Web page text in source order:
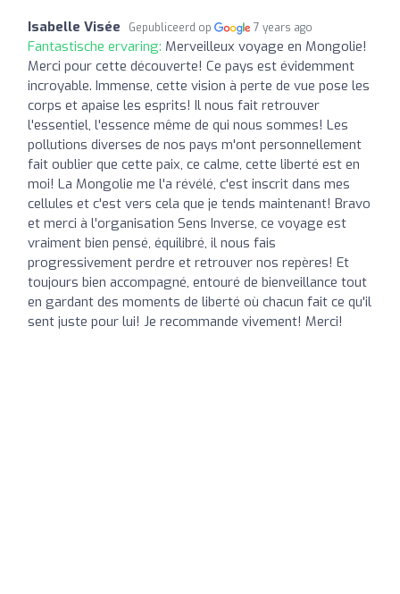
Isabelle Visée Gepubliceerd op 7 years ago
Fantastische ervaring: Merveilleux voyage en Mongolie!
Merci pour cette découverte! Ce pays est évidemment
incroyable. Immense, cette vision à perte de vue pose les
corps et apaise les esprits! Il nous fait retrouver
l'essentiel, l'essence même de qui nous sommes! Les
pollutions diverses de nos pays m'ont personnellement
fait oublier que cette paix, ce calme, cette liberté est en
moi! La Mongolie me l'a révélé, c'est inscrit dans mes
cellules et c'est vers cela que je tends maintenant! Bravo
et merci à l'organisation Sens Inverse, ce voyage est
vraiment bien pensé, équilibré, il nous fais
progressivement perdre et retrouver nos repères! Et
toujours bien accompagné, entouré de bienveillance tout
en gardant des moments de liberté où chacun fait ce qu'il
sent juste pour lui! Je recommande vivement! Merci!